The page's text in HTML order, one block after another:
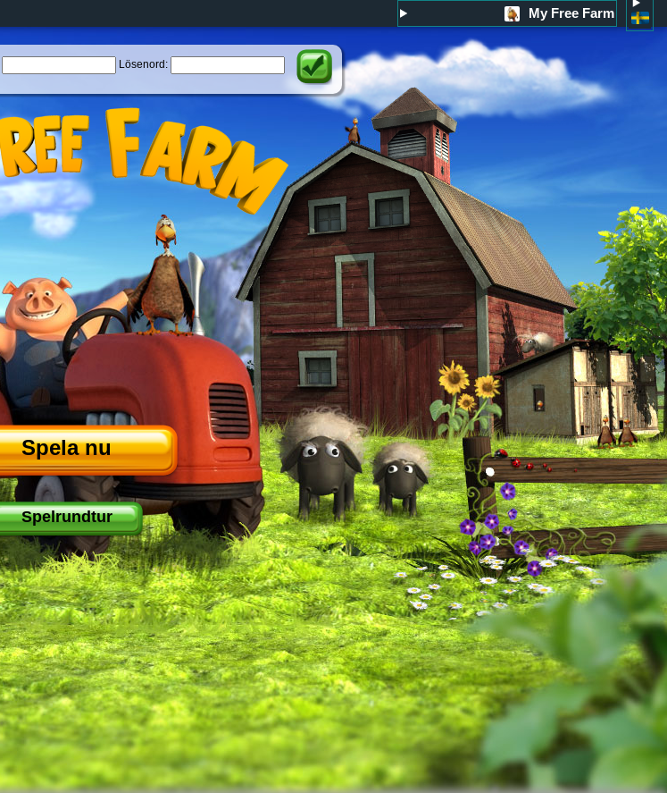
Lösenord:
Spela nu
Spelrundtur
My Free Farm